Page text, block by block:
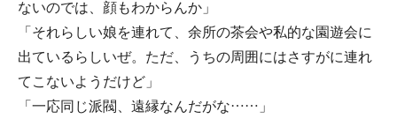
ないのでは、顔もわからんか」
「それらしい娘を連れて、余所の茶会や私的な園遊会に
出ているらしいぜ。ただ、うちの周囲にはさすがに連れ
てこないようだけど」
「一応同じ派閥、遠縁なんだがな……」